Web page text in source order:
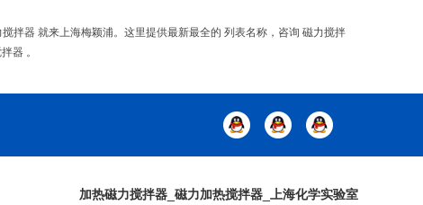
拌器 就来上海梅颖浦。这里提供最新最全的 列表名称，咨询 磁力搅拌
器 。
加热磁力搅拌器_磁力加热搅拌器_上海化学实验室